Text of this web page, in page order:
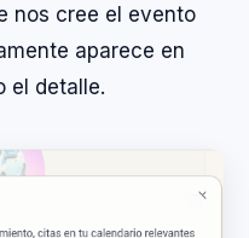
nos cree el evento
aparece en
el detalle.